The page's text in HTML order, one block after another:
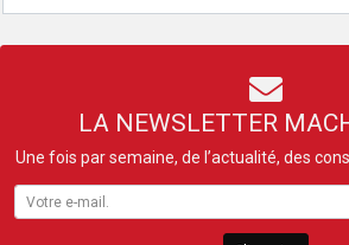
LA NEWSLETTER
Une fois par semaine, de l’actualité, des